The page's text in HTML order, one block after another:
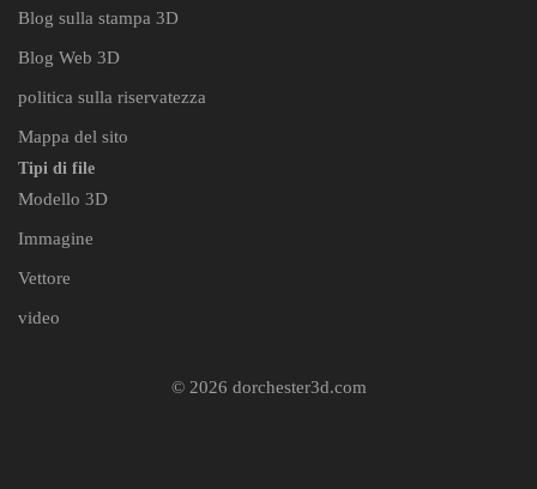
Blog sulla stampa 3D
Blog Web 3D
politica sulla riservatezza
Mappa del sito
Tipi di file
Modello 3D
Immagine
Vettore
video
© 2026 dorchester3d.com